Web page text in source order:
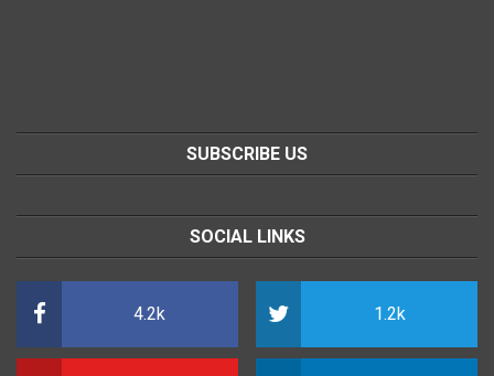
SUBSCRIBE US
SOCIAL LINKS
4.2k 1.2k